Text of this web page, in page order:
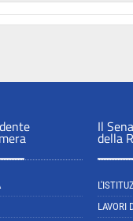
Il
della
LAVORI